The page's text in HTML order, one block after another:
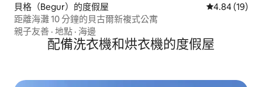
貝格（Begur）的度假屋 從 19 則評價
4.84 (19)
距離海灘 10 分鐘的貝古爾新複式公寓
親子友善 · 地點 · 海邊
配備洗衣機和烘衣機的度假屋